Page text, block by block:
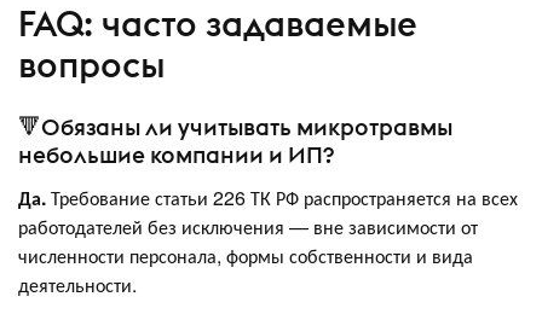
FAQ: часто задаваемые
вопросы
🔻Обязаны ли учитывать микротравмы
небольшие компании и ИП?
Да.Требование статьи 226 ТК РФ распространяется на всех
работодателей без исключения — вне зависимости от
численности персонала, формы собственности и вида
деятельности.